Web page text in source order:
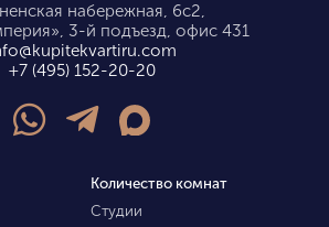
набережная, 6с2,
3-й подъезд, офис 431
+7 (495) 152-20-20
Количество комнат
Студии